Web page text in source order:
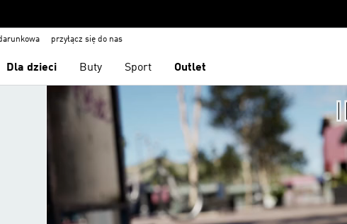
przyłącz się do nas
Dla dzieci Buty Sport Outlet